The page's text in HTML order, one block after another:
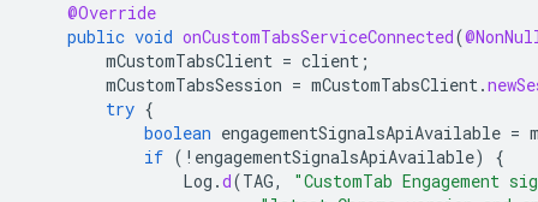
@Override
public void onCustomTabsServiceConnected(
mCustomTabsClient = client ;
mCustomTabsSession = mCustomTabsClient.
try {
boolean engagementSignalsApiAvailable =
if ( ! engagementSignalsApiAvailable)
{
Log .d(TAG,
"CustomTab